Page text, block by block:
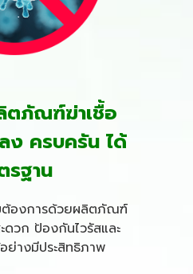
ตภัณฑ์ฆ่าเชื้อ
ง ครบครัน ได้
รฐาน
ต้องการด้วยผลิตภัณฑ์
วก ป้องกันไวรัสและ
ย่างมีประสิทธิภาพ